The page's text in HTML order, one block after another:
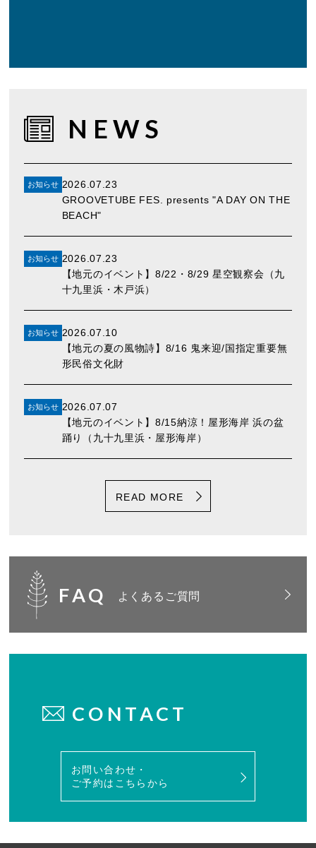
NEWS
お知らせ 2026.07.23
GROOVETUBE FES. presents "A DAY ON THE
BEACH"
お知らせ 2026.07.23
【地元のイベント】8/22・8/29 星空観察会（九
十九里浜・木戸浜）
お知らせ 2026.07.10
【地元の夏の風物詩】8/16 鬼来迎/国指定重要無
形民俗文化財
お知らせ 2026.07.07
【地元のイベント】8/15納涼！屋形海岸 浜の盆
踊り（九十九里浜・屋形海岸）
READ MORE
FAQ よくあるご質問
CONTACT
お問い合わせ・
ご予約はこちらから